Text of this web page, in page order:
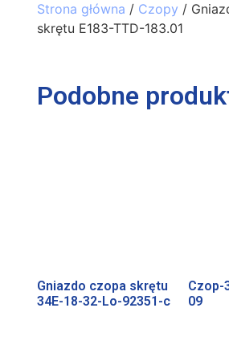
Strona główna / Czopy /
skrętu E183-TTD-183.01
Podobne
Gniazdo czopa skrętu
34E-18-32-Lo-92351-c
Czop-
09